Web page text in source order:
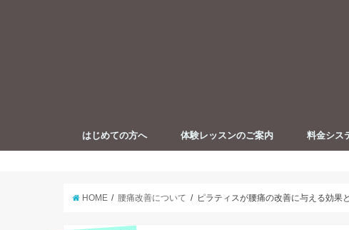
はじめての方へ 体験レッスンのご案内 料金シス
HOME 腰痛改善について ピラティスが腰痛の改善に与える効